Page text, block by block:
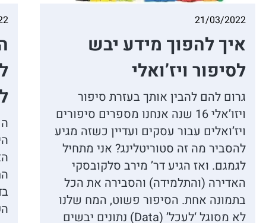
21/03/2022
איך להפוך מידע יבש
לסיפור ויז’ואלי
גרום להם להבין אותך בעזרת סיפור
ויזו’אלי 16 שנה אנחנו מספרים סיפורים
ויז’ואלים עבור עסקים ועדיין כשזה מגיע
להסביר מה זה סטוריטלינג? אני מתחיל
לגמגם. ואז הגיע דר’ מירב סלקובסקי
האדירה (והתלמידה) והסבירה את הכל
בתמונה אחת. הסיפור פשוט, המח שלנו
לא מסוגל ‘לעכל’ (Data) נתונים יבשים